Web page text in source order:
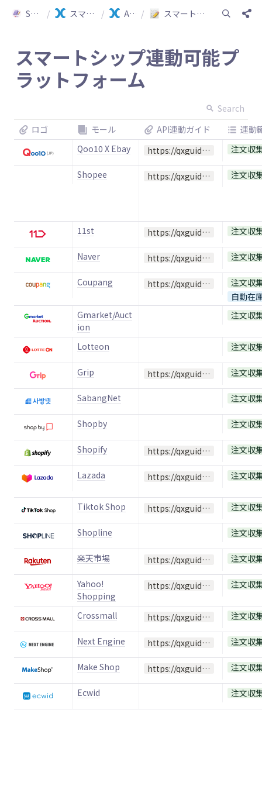
Smartship Guide / スマートシップ ガイド(日本語) / API 連動ガイド / スマートシップ連動可能ショッピングモールの確認
スマートシップ連動可能プ
ラットフォーム
Search
ロゴ
モール API連動ガイド
連動
Qoo10 X Ebay
https://qxguide.oopy.io/120258d5-0934-4e3c-9cae-413db63bfed0 注文収
Shopee https://qxguide.oopy.io/ce420aba-14aa-4e7b-bec9-3126d0f73354 注文収
11st https://qxguide.oopy.io/df8c62d6-a845-469c-9973-6ff580d815fc 注文収
Naver https://qxguide.oopy.io/8baa4782-8a50-4fde-b16a-aa1310fda9f3 注文収
Coupang https://qxguide.oopy.io/6bc907db-42aa-4a8a-9630-a87aba73582b
注文収
自動在
Gmarket/Auct
ion
注文収
Lotteon 注文収
Grip https://qxguide.oopy.io/ab5de193-c952-471b-9741-275c9f258d7d 注文収
SabangNet 注文収
Shopby 注文収
Shopify https://qxguide.oopy.io/04bda952-701a-4271-baf5-3b5ddd91c555 注文収
Lazada https://qxguide.oopy.io/cd2e56bf-22a9-4179-9020-d9e020174ab5 注文収
Tiktok Shop https://qxguide.oopy.io/42e16d71-1be2-491b-b756-e9f3383178e9 注文収
Shopline 注文収
楽天市場 https://qxguide.oopy.io/c9c9dd5d-97f1-4a13-b420-75b5ab1d8246 注文収
Yahoo!
Shopping
https://qxguide.oopy.io/fc95b1a1-bf2c-4852-ad7c-5fdcfdfe0f19 注文収
Crossmall https://qxguide.oopy.io/a1a7565b-76ee-4f24-b7d6-b4c7cbff7ed4 注文収
Next Engine https://qxguide.oopy.io/eaf13e2c-715e-4012-a6df-65002df57167 注文収
Make Shop https://qxguide.oopy.io/73531027-c8cd-4585-915b-42ce2de9e124 注文収
Ecwid 注文収